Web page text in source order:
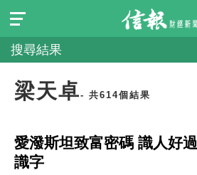
搜尋結果
梁天卓- 共614個結果
愛潑斯坦致富密碼 識人好過
識字